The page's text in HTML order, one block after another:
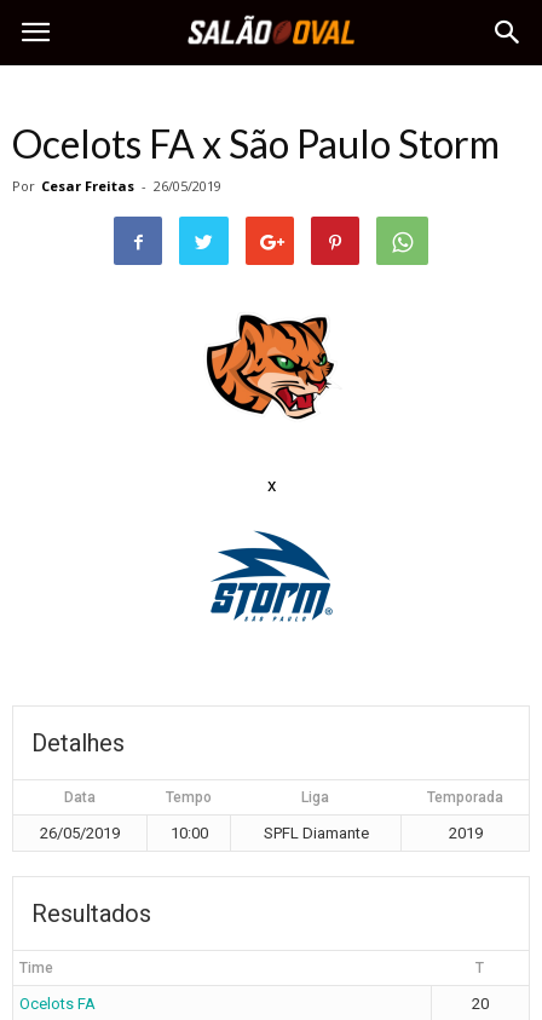
Ocelots FA x São Paulo Storm
Por Cesar Freitas - 26/05/2019
x
Detalhes
Data Tempo Liga Temporada
26/05/2019 10:00 SPFL Diamante 2019
Resultados
Time T
Ocelots FA
20